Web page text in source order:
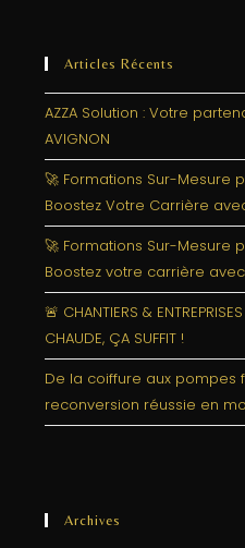
Articles Récents
AZZA Solution : Votre
AVIGNON
🚀 Formations Sur-Mesure
Boostez Votre Carrière avec
🚀 Formations Sur-Mesure
Boostez votre carrière avec
🚨 CHANTIERS &
CHAUDE, ÇA SUFFIT !
De la coiffure aux pompes
reconversion réussie en
Archives